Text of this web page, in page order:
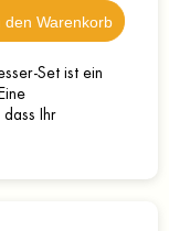
den Warenkorb
Set ist ein
Ihr